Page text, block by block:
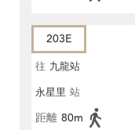
203E
往 九龍站
永星里 站
距離 80m